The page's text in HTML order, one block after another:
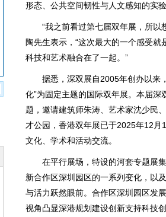
形态、公共空间韧性与人文感知的实验
“我之前看过第七届双年展，所以
陶先生表示，“这次最大的一个感受
科技和艺术融合在了一起。”
据悉，深双展自2005年创办以来，
化”为固定主题的国际双年展。本届深
题，邀请建筑师朱涛、艺术家沈少民
才公园，香港双年展已于2025年12
文化、学术和活动交流。
在平行展场，特设的河套专题展集
新合作区深圳园区的一系列变化，以
与活力跃然眼前。合作区深圳园区发
视角凸显深港规划建设创新支持科技